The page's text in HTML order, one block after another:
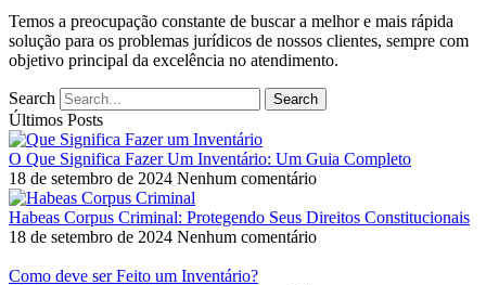
Temos a preocupação constante de buscar a melhor e mais rápida
solução para os problemas jurídicos de nossos clientes, sempre com
objetivo principal da excelência no atendimento.
Search Search
Últimos Posts
O Que Significa Fazer Um Inventário: Um Guia Completo
18 de setembro de 2024 Nenhum comentário
Habeas Corpus Criminal: Protegendo Seus Direitos Constitucionais
18 de setembro de 2024 Nenhum comentário
Como deve ser Feito um Inventário?